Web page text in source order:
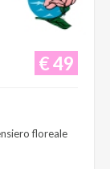
€ 49
floreale